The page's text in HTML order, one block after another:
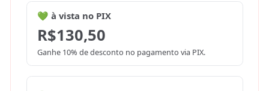
💚 à vista no PIX
R$130,50
Ganhe 10% de desconto no pagamento via PIX.